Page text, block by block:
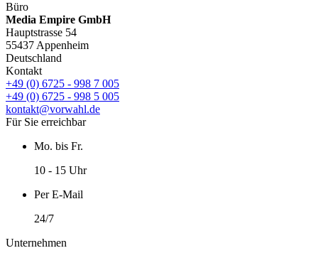
Büro
Media Empire GmbH
Hauptstrasse 54
55437 Appenheim
Deutschland
Kontakt
+49 (0) 6725 - 998 7 005
+49 (0) 6725 - 998 5 005
kontakt@vorwahl.de
Für Sie erreichbar
Mo. bis Fr.
10 - 15 Uhr
Per E-Mail
24/7
Unternehmen